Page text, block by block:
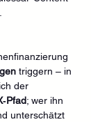
triggern – in
der
; wer ihn
unterschätzt